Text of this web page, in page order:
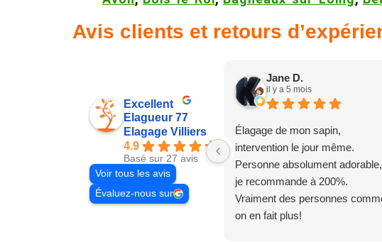
Avis clients et retours
Excellent
Elagueur 77
Elagage Villiers
4.9
Basé sur 27 avis
Voir tous les avis
Évaluez-nous sur
Jane D.
il y a 5 mois
Élagage de mon sapin,
intervention le jour même.
Personne absolument adorable,
je recommande à 200%.
Vraiment des personnes
on en fait plus!